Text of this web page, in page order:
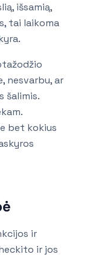
išsamią,
tai laikoma
nesvarbu, ar
šalimis.
bet kokius
ir
ir jos